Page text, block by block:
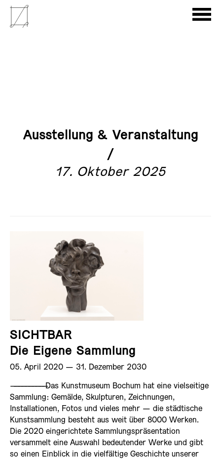
Ausstellung & Veranstaltung
/
17. Oktober 2025
SICHTBAR
Die Eigene Sammlung
05. April 2020 ­— 31. Dezember 2030
——————————Das Kunstmuseum Bochum hat eine vielseitige
Sammlung: Gemälde, Skulpturen, Zeichnungen,
Installationen, Fotos und vieles mehr — die städtische
Kunstsammlung besteht aus weit über 8000 Werken.
Die 2020 eingerichtete Sammlungspräsentation
versammelt eine Auswahl bedeutender Werke und gibt
so einen Einblick in die vielfältige Geschichte unserer